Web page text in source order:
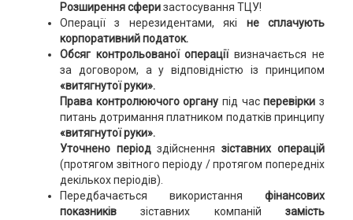
Розширення сферизастосування ТЦУ!
Операції з нерезидентами, які не сплачують
корпоративний податок.
Обсяг контрольованої операціївизначається не
за договором, а у відповідністю із принципом
«витягнутої руки».
Права контролюючого органу під часперевірки з
питань дотримання платником податків принципу
«витягнутої руки».
Уточнено періодздійснення зіставних операцій
(протягом звітного періоду / протягом попередніх
декількох періодів).
Передбачається використанняфінансових
показниківзіставних компанійзамість